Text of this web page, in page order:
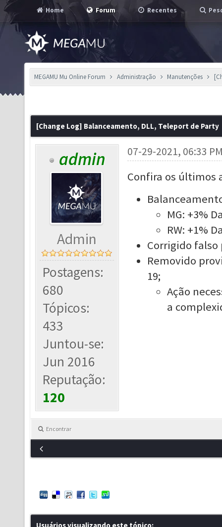
Home Forum Recentes
MEGAMU Mu Online Forum Administração Manutenções
[Change Log] Balanceamento, DLL, Teleport de Party
admin
Admin
Postagens:
680
Tópicos:
433
Juntou-se:
Jun 2016
Reputação:
120
07-29-2021, 06:33
Confira os últimos
MG: +3%
RW: +1%
Corrigido
Removido
19;
Ação
a
Encontrar